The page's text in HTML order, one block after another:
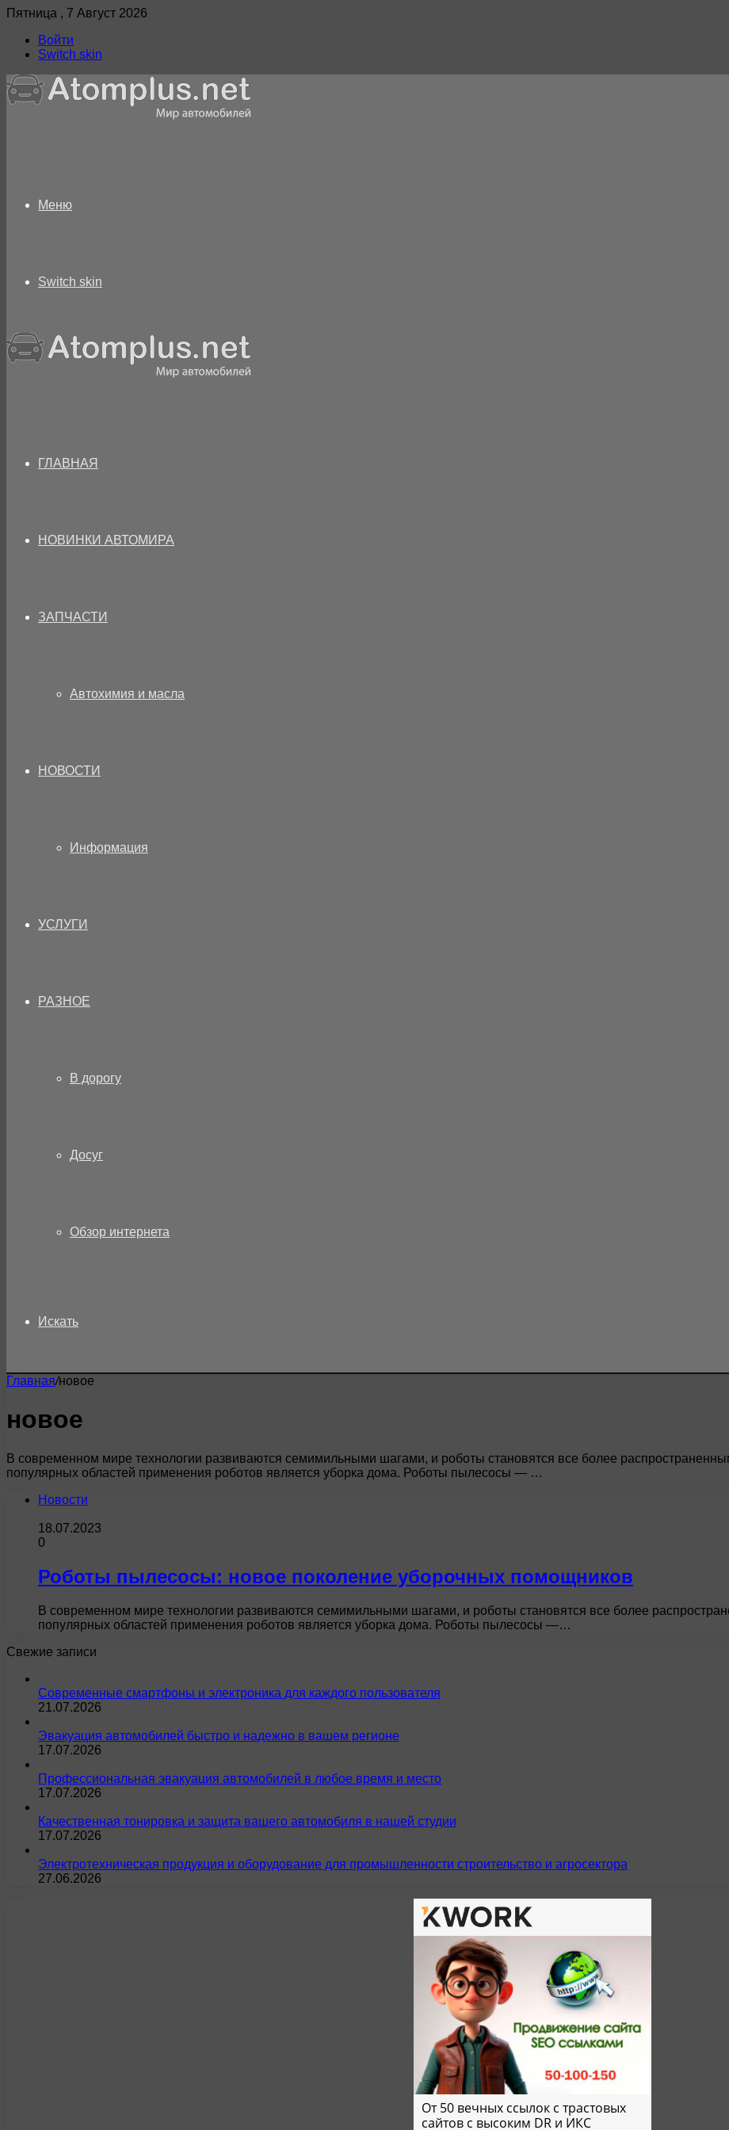
Пятница , 7 Август 2026
Войти
Switch skin
Меню
Switch skin
ГЛАВНАЯ
НОВИНКИ АВТОМИРА
ЗАПЧАСТИ
Автохимия и масла
НОВОСТИ
Информация
УСЛУГИ
РАЗНОЕ
В дорогу
Досуг
Обзор интернета
Искать
Главная/новое
новое
В современном мире технологии развиваются семимильными шагами, и роботы становятся все более
популярных областей применения роботов является уборка дома. Роботы пылесосы — …
Новости
18.07.2023
0
Роботы пылесосы: новое поколение уборочных помощников
В современном мире технологии развиваются семимильными шагами, и роботы становятся все более
популярных областей применения роботов является уборка дома. Роботы пылесосы —…
Свежие записи
Современные смартфоны и электроника для каждого пользователя
21.07.2026
Эвакуация автомобилей быстро и надежно в вашем регионе
17.07.2026
Профессиональная эвакуация автомобилей в любое время и место
17.07.2026
Качественная тонировка и защита вашего автомобиля в нашей студии
17.07.2026
Электротехническая продукция и оборудование для промышленности строительство и агросектора
27.06.2026